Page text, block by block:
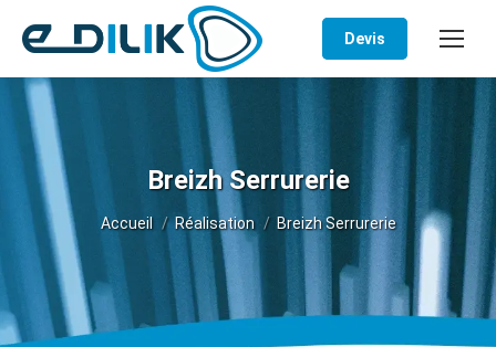
Devis
Breizh Serrurerie
Vous êtes ici :
Accueil Réalisation Breizh Serrurerie